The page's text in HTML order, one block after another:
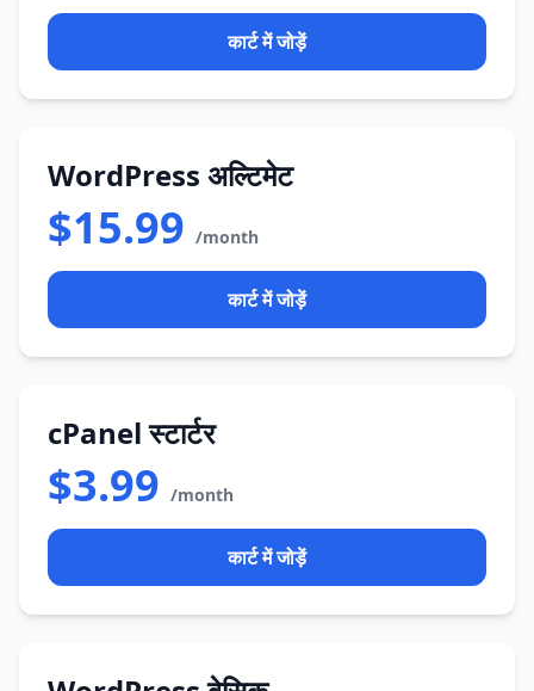
कार्ट में जोड़ें
WordPress अल्टिमेट
$15.99 /month
कार्ट में जोड़ें
cPanel स्टार्टर
$3.99 /month
कार्ट में जोड़ें